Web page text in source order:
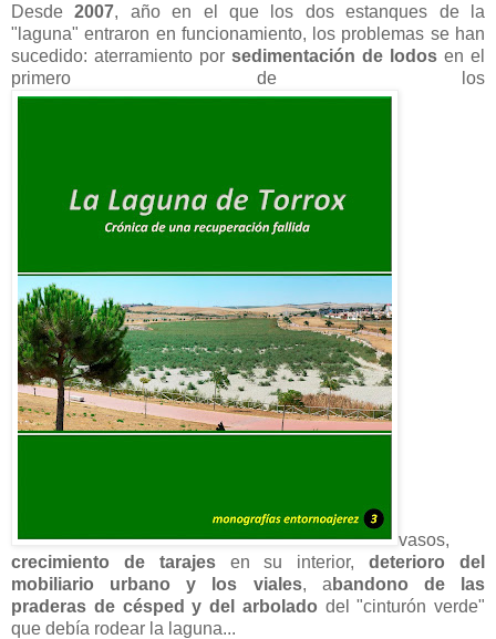
Desde2007, año en el que los dos estanques de la
"laguna" entraron en funcionamiento, los problemas se han
sucedido: aterramiento por sedimentación de lodos en el
primero de los
vasos,
crecimiento de tarajes en su interior, deterioro del
mobiliario urbano y los viales, a bandono de las
praderas de césped y del arbolado del "cinturón verde"
que debía rodear la laguna...